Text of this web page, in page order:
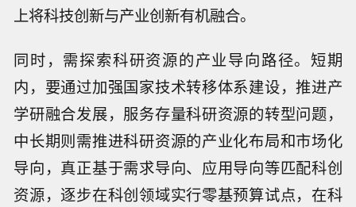
上将科技创新与产业创新有机融合。
同时，需探索科研资源的产业导向路径。短期
内，要通过加强国家技术转移体系建设，推进产
学研融合发展，服务存量科研资源的转型问题，
中长期则需推进科研资源的产业化布局和市场化
导向，真正基于需求导向、应用导向等匹配科创
资源，逐步在科创领域实行零基预算试点，在科